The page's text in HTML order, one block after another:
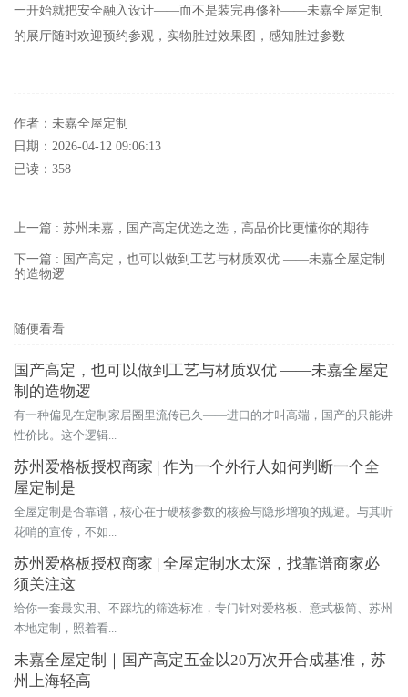
一开始就把安全融入设计——而不是装完再修补——未嘉全屋定制
的展厅随时欢迎预约参观，实物胜过效果图，感知胜过参数
作者：未嘉全屋定制
日期：2026-04-12 09:06:13
已读： 358
上一篇 : 苏州未嘉，国产高定优选之选，高品价比更懂你的期待
下一篇 : 国产高定，也可以做到工艺与材质双优 ——未嘉全屋定制
的造物逻
随便看看
国产高定，也可以做到工艺与材质双优 ——未嘉全屋定
制的造物逻
有一种偏见在定制家居圈里流传已久——进口的才叫高端，国产的只能讲
性价比。这个逻辑...
苏州爱格板授权商家 | 作为一个外行人如何判断一个全
屋定制是
全屋定制是否靠谱，核心在于硬核参数的核验与隐形增项的规避。与其听
花哨的宣传，不如...
苏州爱格板授权商家 | 全屋定制水太深，找靠谱商家必
须关注这
给你一套最实用、不踩坑的筛选标准，专门针对爱格板、意式极简、苏州
本地定制，照着看...
未嘉全屋定制｜国产高定五金以20万次开合成基准，苏
州上海轻高